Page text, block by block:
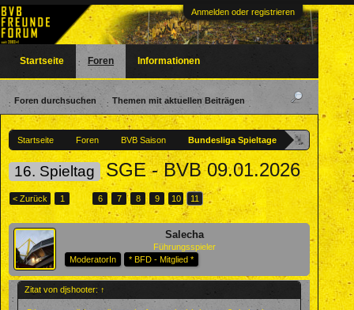
Anmelden oder registrieren
Startseite Foren BVB Saison Bundesliga Spieltage
16. Spieltag SGE - BVB 09.01.2026
< Zurück 1 ← 6 7 8 9 10 11
Salecha
Führungsspieler
ModeratorIn
* BFD - Mitglied *
Zitat von djshooter: ↑
Startseite Foren
Foren durchsuchen Themen mit aktuellen Beiträgen
Informationen